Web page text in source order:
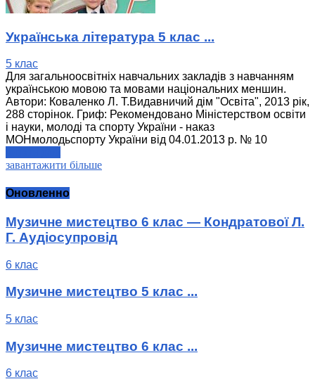
Українська література 5 клас ...
5 клас
Для загальноосвітніх навчальних закладів з навчанням
українською мовою та мовами національних меншин.
Автори: Коваленко Л. Т.Видавничий дім "Освіта", 2013 рік,
288 сторінок. Гриф: Рекомендовано Міністерством освіти
і науки, молоді та спорту України - наказ
МОНмолодьспорту України від 04.01.2013 р. № 10
завантажити більше
Оновленно
Музичне мистецтво 6 клас — Кондратової Л.
Г. Аудіосупровід
6 клас
Музичне мистецтво 5 клас ...
5 клас
Музичне мистецтво 6 клас ...
6 клас